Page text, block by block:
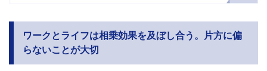
ワークとライフは相乗効果を及ぼし合う。片方に偏
らないことが大切